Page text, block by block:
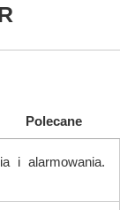
Polecane
i alarmowania.